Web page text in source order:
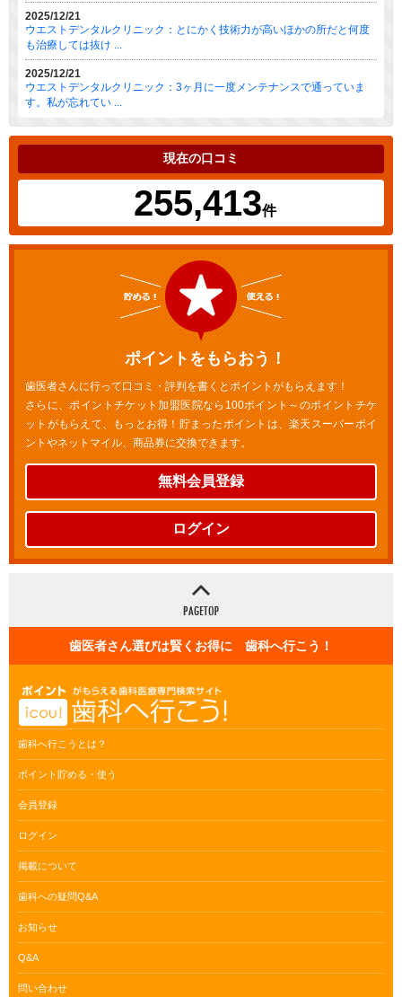
2025/12/21
ウエストデンタルクリニック：とにかく技術力が高いほかの所だと何度
も治療しては抜け ...
2025/12/21
ウエストデンタルクリニック：3ヶ月に一度メンテナンスで通っていま
す。私が忘れてい ...
現在の口コミ
255,413件
ポイントをもらおう！
歯医者さんに行って口コミ・評判を書くとポイントがもらえます！
さらに、ポイントチケット加盟医院なら100ポイント～のポイントチケ
ットがもらえて、もっとお得！貯まったポイントは、楽天スーパーポイ
ントやネットマイル、商品券に交換できます。
無料会員登録
ログイン
歯医者さん選びは賢くお得に 歯科へ行こう！
歯科へ行こうとは？
ポイント貯める・使う
会員登録
ログイン
掲載について
歯科への疑問Q&A
お知らせ
Q&A
問い合わせ